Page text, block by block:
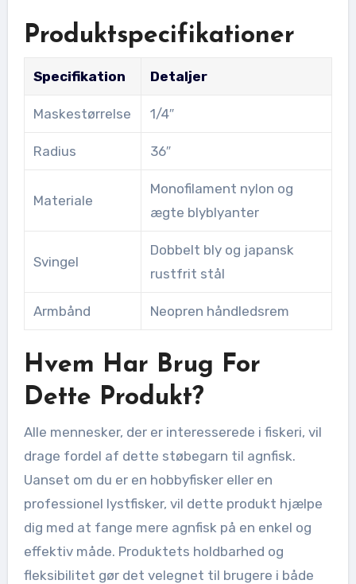
Produktspecifikationer
Specifikation Detaljer
Maskestørrelse 1/4″
Radius 36″
Materiale
Monofilament nylon og
ægte blyblyanter
Svingel
Dobbelt bly og japansk
rustfrit stål
Armbånd Neopren håndledsrem
Hvem Har Brug For
Dette Produkt?
Alle mennesker, der er interesserede i fiskeri, vil
drage fordel af dette støbegarn til agnfisk.
Uanset om du er en hobbyfisker eller en
professionel lystfisker, vil dette produkt hjælpe
dig med at fange mere agnfisk på en enkel og
effektiv måde. Produktets holdbarhed og
fleksibilitet gør det velegnet til brugere i både